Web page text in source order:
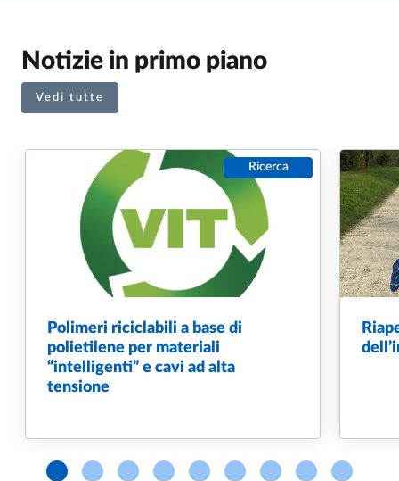
Notizie in primo piano
Vedi tutte
Ricerca
Polimeri riciclabili a base di
polietilene per materiali
“intelligenti” e cavi ad alta
tensione